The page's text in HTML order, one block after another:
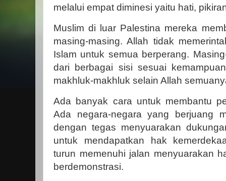
melalui empat diminesi yaitu hati,
Muslim di luar Palestina mereka
masing-masing. Allah tidak
Islam untuk semua berperang.
dari berbagai sisi sesuai
makhluk-makhluk selain Allah
Ada banyak cara untuk membantu
Ada negara-negara yang berjuang
dengan tegas menyuarakan
untuk mendapatkan hak
turun memenuhi jalan menyuarakan
berdemonstrasi.